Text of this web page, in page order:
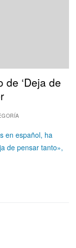
‘Deja de
en español, ha
de pensar tanto»,